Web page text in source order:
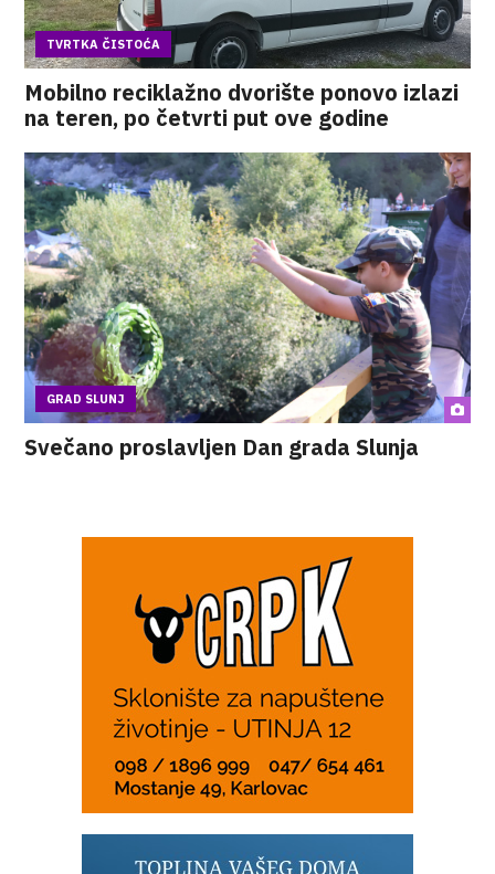
TVRTKA ČISTOĆA
Mobilno reciklažno dvorište ponovo izlazi
na teren, po četvrti put ove godine
GRAD SLUNJ
Svečano proslavljen Dan grada Slunja